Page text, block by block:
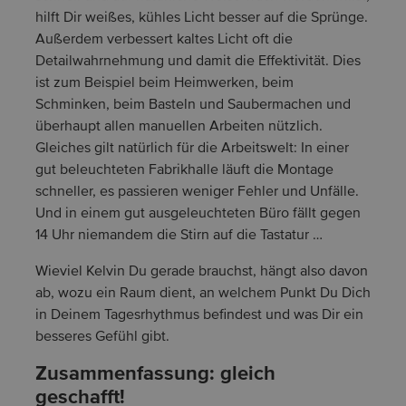
hilft Dir weißes, kühles Licht besser auf die Sprünge.
Außerdem verbessert kaltes Licht oft die
Detailwahrnehmung und damit die Effektivität. Dies
ist zum Beispiel beim Heimwerken, beim
Schminken, beim Basteln und Saubermachen und
überhaupt allen manuellen Arbeiten nützlich.
Gleiches gilt natürlich für die Arbeitswelt: In einer
gut beleuchteten Fabrikhalle läuft die Montage
schneller, es passieren weniger Fehler und Unfälle.
Und in einem gut ausgeleuchteten Büro fällt gegen
14 Uhr niemandem die Stirn auf die Tastatur …
Wieviel Kelvin Du gerade brauchst, hängt also davon
ab, wozu ein Raum dient, an welchem Punkt Du Dich
in Deinem Tagesrhythmus befindest und was Dir ein
besseres Gefühl gibt.
Zusammenfassung: gleich
geschafft!